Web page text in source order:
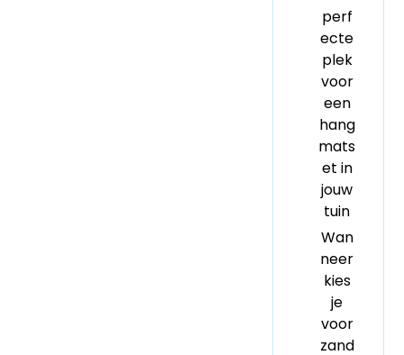
perf
ecte
plek
voor
een
hang
mats
et in
jouw
tuin
Wan
neer
kies
je
voor
zand